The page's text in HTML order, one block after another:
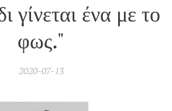
γίνεται ένα με το
φως."
2020-07-13